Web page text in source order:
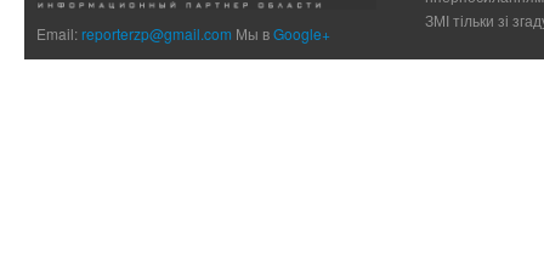
Email:reporterzp@gmail.com Мы вGoogle+
ЗМІ тільки зі